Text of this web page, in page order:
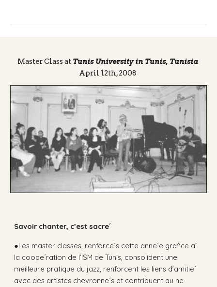
Master Class at Tunis University in Tunis, Tunisia
April 12th, 2008
Savoir chanter, c’est sacre´
●Les master classes, renforce´s cette anne´e gra^ce a`
la coope´ration de l’ISM de Tunis, consolident une
meilleure pratique du jazz, renforcent les liens d’amitie´
avec des artistes chevronne´s et contribuent au ne